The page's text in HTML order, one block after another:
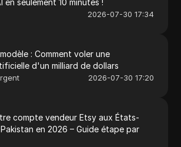
2026-07-30 17:34
: Comment voler une
d'un milliard de dollars
2026-07-30 17:20
compte vendeur Etsy aux États-
en 2026 – Guide étape par